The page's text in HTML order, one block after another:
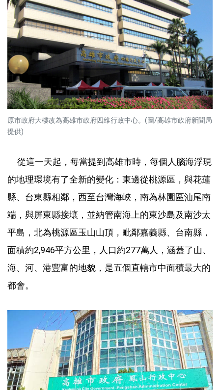
原市政府大樓改為高雄市政府四維行政中心。(圖/高雄市政府新聞局
提供)
從這一天起，每當提到高雄市時，每個人腦海浮現
的地理環境有了全新的變化：東邊從桃源區，與花蓮
縣、台東縣相鄰，西至台灣海峽，南為林園區汕尾南
端，與屏東縣接壤，並納管南海上的東沙島及南沙太
平島，北為桃源區玉山山頂，毗鄰嘉義縣、台南縣，
面積約2,946平方公里，人口約277萬人，涵蓋了山、
海、河、港豐富的地貌，是五個直轄市中面積最大的
都會。